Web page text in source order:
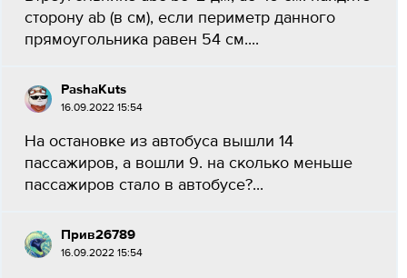
сторону ab (в см), если периметр данного
прямоугольника равен 54 см....
PashaKuts
16.09.2022 15:54
На остановке из автобуса вышли 14
пассажиров, а вошли 9. на сколько меньше
пассажиров стало в автобусе?...
Прив26789
16.09.2022 15:54